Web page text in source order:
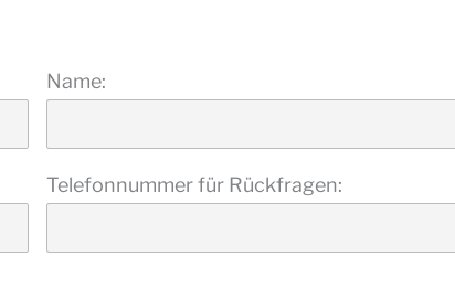
Name:
Telefonnummer für Rückfragen: